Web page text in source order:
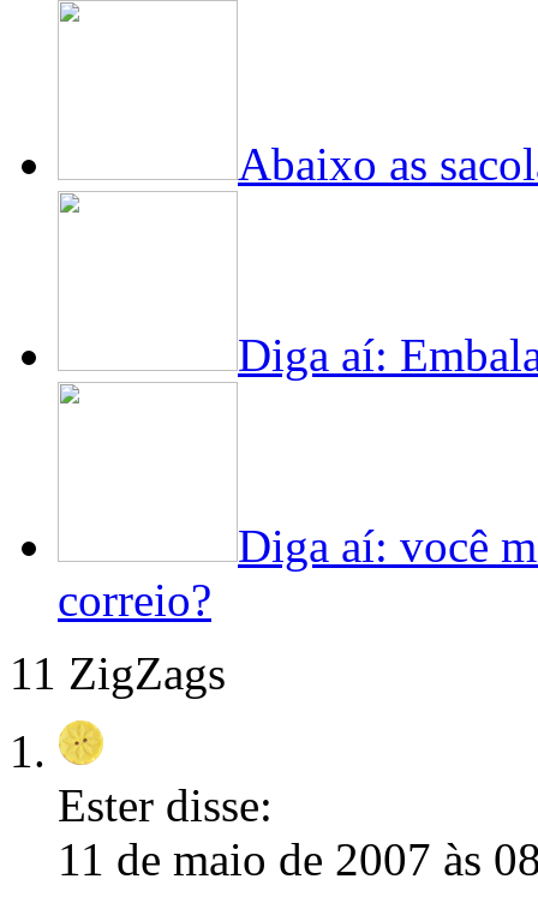
Abaixo as
Diga aí:
Diga aí: você
correio?
11 ZigZags
Ester disse:
11 de maio de 2007 às